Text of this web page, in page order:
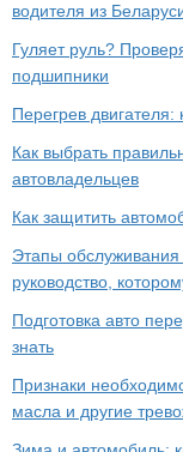
водителя из
Гуляет руль?
подшипники
Перегрев двигателя:
Как выбрать
автовладельцев
Как защитить
Этапы
руководство,
Подготовка авто
знать
Признаки
масла и другие